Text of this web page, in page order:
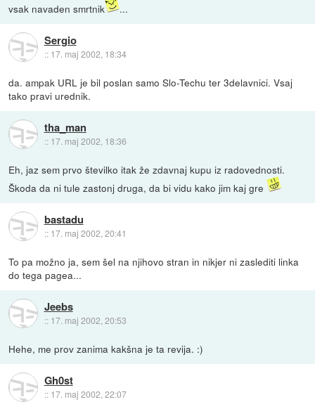
vsak navaden smrtnik
...
Sergio
:: 17. maj 2002, 18:34
da. ampak URL je bil poslan samo Slo-Techu ter 3delavnici. Vsaj
tako pravi urednik.
tha_man
:: 17. maj 2002, 18:36
Eh, jaz sem prvo številko itak že zdavnaj kupu iz radovednosti.
Škoda da ni tule zastonj druga, da bi vidu kako jim kaj gre
bastadu
:: 17. maj 2002, 20:41
To pa možno ja, sem šel na njihovo stran in nikjer ni zaslediti linka
do tega pagea...
Jeebs
:: 17. maj 2002, 20:53
Hehe, me prov zanima kakšna je ta revija. :)
Gh0st
:: 17. maj 2002, 22:07